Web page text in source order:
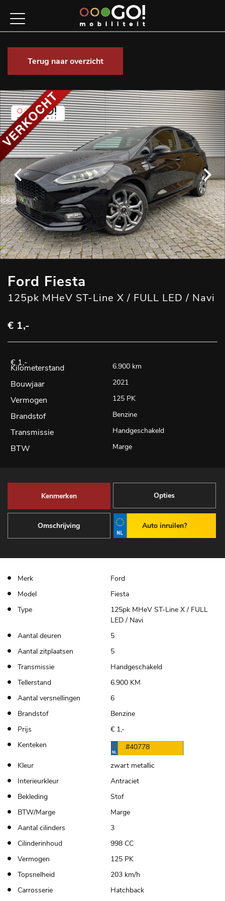
Terug naar overzicht
Ford Fiesta
125pk MHeV ST-Line X / FULL LED / Navi
€ 1,-
6.900 km
2021
125 PK
Benzine
Handgeschakeld
Marge
Kenmerken Opties
Omschrijving Auto inruilen?
Merk
Ford
Model
Fiesta
Type
125pk MHeV ST-Line X / FULL
LED / Navi
Aantal deuren
5
Aantal zitplaatsen
5
Transmissie
Handgeschakeld
Tellerstand
6.900 KM
Aantal versnellingen
6
Brandstof
Benzine
Prijs
€ 1,-
Kenteken
#40778
Kleur
zwart metallic
Interieurkleur
Antraciet
Bekleding
Stof
BTW/Marge
Marge
Aantal cilinders
3
Cilinderinhoud
998 CC
Vermogen
125 PK
Topsnelheid
203 km/h
Carrosserie
Hatchback